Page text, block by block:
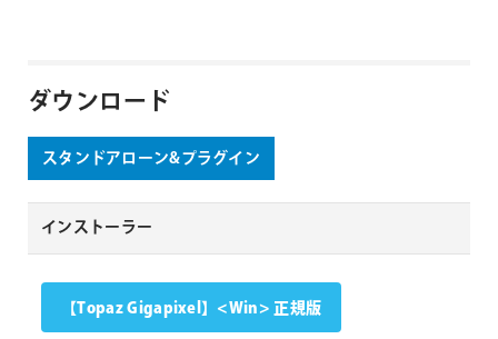
ダウンロード
スタンドアローン&プラグイン
インストーラー
【Topaz Gigapixel】<Win> 正規版